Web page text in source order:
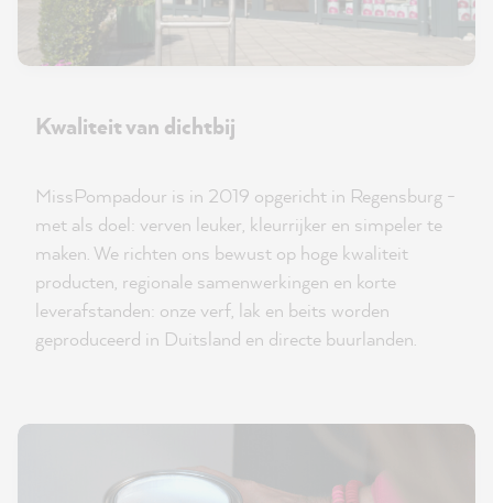
Kwaliteit van dichtbij
MissPompadour is in 2019 opgericht in Regensburg -
met als doel: verven leuker, kleurrijker en simpeler te
maken. We richten ons bewust op hoge kwaliteit
producten, regionale samenwerkingen en korte
leverafstanden: onze verf, lak en beits worden
geproduceerd in Duitsland en directe buurlanden.